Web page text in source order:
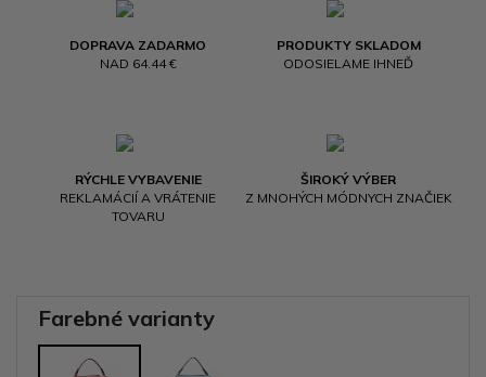
DOPRAVA ZADARMO
NAD 64.44 €
PRODUKTY SKLADOM
ODOSIELAME IHNEĎ
RÝCHLE VYBAVENIE
REKLAMÁCIÍ A VRÁTENIE
TOVARU
ŠIROKÝ VÝBER
Z MNOHÝCH MÓDNYCH ZNAČIEK
Farebné varianty